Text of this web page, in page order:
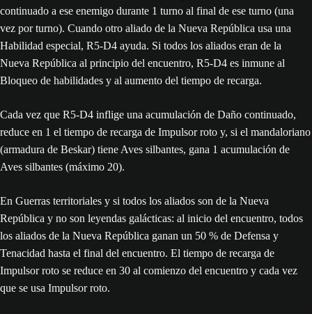
continuado a ese enemigo durante 1 turno al final de ese turno (una
vez por turno). Cuando otro aliado de la Nueva República usa una
Habilidad especial, R5-D4 ayuda. Si todos los aliados eran de la
Nueva República al principio del encuentro, R5-D4 es inmune al
Bloqueo de habilidades y al aumento del tiempo de recarga.
Cada vez que R5-D4 inflige una acumulación de Daño continuado,
reduce en 1 el tiempo de recarga de Impulsor roto y, si el mandaloriano
(armadura de Beskar) tiene Aves silbantes, gana 1 acumulación de
Aves silbantes (máximo 20).
En Guerras territoriales y si todos los aliados son de la Nueva
República y no son leyendas galácticas: al inicio del encuentro, todos
los aliados de la Nueva República ganan un 50 % de Defensa y
Tenacidad hasta el final del encuentro. El tiempo de recarga de
Impulsor roto se reduce en 30 al comienzo del encuentro y cada vez
que se usa Impulsor roto.